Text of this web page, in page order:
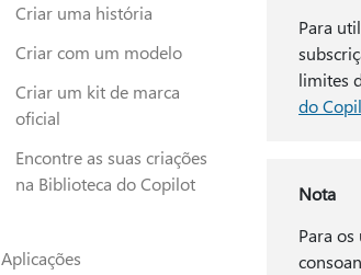
Criar uma história
Criar com um modelo
Criar um kit de marca
oficial
Encontre as suas criações
na Biblioteca do Copilot
Aplicações
Para
limites
do
Nota
Para